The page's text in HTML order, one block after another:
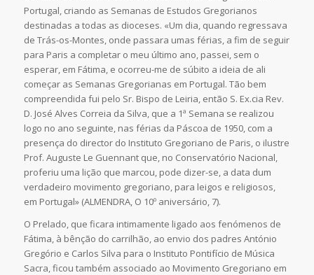
Portugal, criando as Semanas de Estudos Gregorianos
destinadas a todas as dioceses. «Um dia, quando regressava
de Trás-os-Montes, onde passara umas férias, a fim de seguir
para Paris a completar o meu último ano, passei, sem o
esperar, em Fátima, e ocorreu-me de súbito a ideia de ali
começar as Semanas Gregorianas em Portugal. Tão bem
compreendida fui pelo Sr. Bispo de Leiria, então S. Ex.cia Rev.
D. José Alves Correia da Silva, que a 1ª Semana se realizou
logo no ano seguinte, nas férias da Páscoa de 1950, com a
presença do director do Instituto Gregoriano de Paris, o ilustre
Prof. Auguste Le Guennant que, no Conservatório Nacional,
proferiu uma lição que marcou, pode dizer-se, a data dum
verdadeiro movimento gregoriano, para leigos e religiosos,
em Portugal» (ALMENDRA, O 10º aniversário, 7).
O Prelado, que ficara intimamente ligado aos fenómenos de
Fátima, à bênção do carrilhão, ao envio dos padres António
Gregório e Carlos Silva para o Instituto Pontifício de Música
Sacra, ficou também associado ao Movimento Gregoriano em